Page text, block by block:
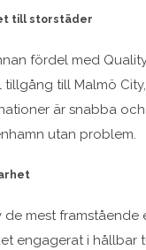
till storstäder
fördel med
tillgång till Malmö
är snabba
utan problem.
de mest
engagerat i hållbar